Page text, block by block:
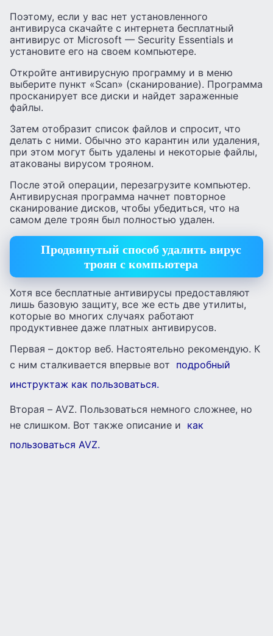
Поэтому, если у вас нет установленного
антивируса скачайте с интернета бесплатный
антивирус от Microsoft — Security Essentials и
установите его на своем компьютере.
Откройте антивирусную программу и в меню
выберите пункт «Scan» (сканирование). Программа
просканирует все диски и найдет зараженные
файлы.
Затем отобразит список файлов и спросит, что
делать с ними. Обычно это карантин или удаления,
при этом могут быть удалены и некоторые файлы,
атакованы вирусом трояном.
После этой операции, перезагрузите компьютер.
Антивирусная программа начнет повторное
сканирование дисков, чтобы убедиться, что на
самом деле троян был полностью удален.
Продвинутый способ удалить вирус
троян с компьютера
Хотя все бесплатные антивирусы предоставляют
лишь базовую защиту, все же есть две утилиты,
которые во многих случаях работают
продуктивнее даже платных антивирусов.
Первая – доктор веб. Настоятельно рекомендую. К
с ним сталкивается впервые вот подробный
инструктаж как пользоваться.
Вторая – AVZ. Пользоваться немного сложнее, но
не слишком. Вот также описание и как
пользоваться AVZ.